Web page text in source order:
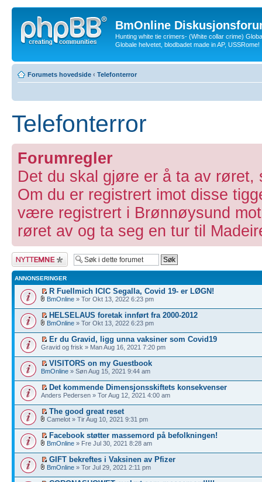
BmOnline
Hunting white tie crimers- (White collar crime)
Globale helvetet, blodbadet made in AP, USSRome!
Forumets hovedside ‹ Telefonterror
Telefonterror
Forumregler
Det du skal gjøre er å ta av røret,
Om du er registrert imot disse
være registrert i Brønnøysund
røret av og ta seg en tur til
Legg inn et nytt
emne
ANNONSERINGER
R Fuellmich ICIC Segalla, Covid 19- er LØGN!
BmOnline » Tor Okt 13, 2022 6:23 pm
HELSELAUS foretak innført fra 2000-2012
BmOnline » Tor Okt 13, 2022 6:23 pm
Er du Gravid, ligg unna vaksiner som Covid19
Gravid og frisk » Man Aug 16, 2021 7:20 pm
VISITORS on my Guestbook
BmOnline » Søn Aug 15, 2021 9:44 am
Det kommende Dimensjonsskiftets konsekvenser
Anders Pedersen » Tor Aug 12, 2021 4:00 am
The good great reset
Camelot » Tir Aug 10, 2021 9:31 pm
Facebook støtter massemord på befolkningen!
BmOnline » Fre Jul 30, 2021 8:28 am
GIFT bekreftes i Vaksinen av Pfizer
BmOnline » Tor Jul 29, 2021 2:11 pm